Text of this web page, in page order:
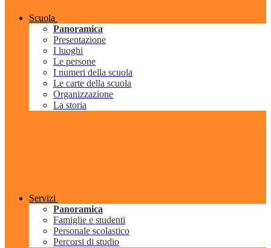
Scuola
Panoramica
Presentazione
I luoghi
Le persone
I numeri della scuola
Le carte della scuola
Organizzazione
La storia
Servizi
Panoramica
Famiglie e studenti
Personale scolastico
Percorsi di studio